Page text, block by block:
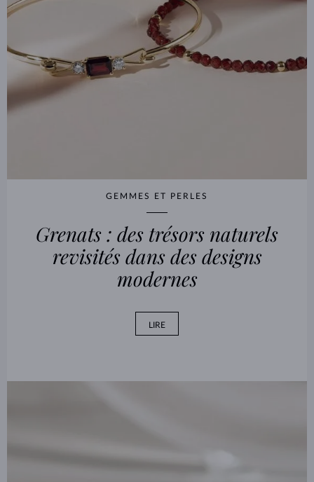
GEMMES ET PERLES
Grenats : des trésors naturels
revisités dans des designs
modernes
LIRE